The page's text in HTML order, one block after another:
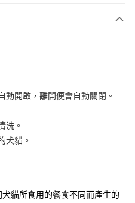
)免運費
)免運費
)免運費
動開啟，離開便會自動關閉。
洗。
犬貓。
貓所食用的餐食不同而產生的